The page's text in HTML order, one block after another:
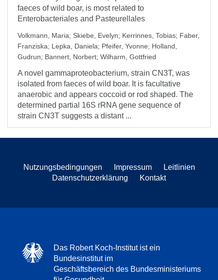
faeces of wild boar, is most related to
Enterobacteriales and Pasteurellales
Volkmann, Maria; Skiebe, Evelyn; Kerrinnes, Tobias; Faber,
Franziska; Lepka, Daniela; Pfeifer, Yvonne; Holland,
Gudrun; Bannert, Norbert; Wilharm, Gottfried
A novel gammaproteobacterium, strain CN3T, was
isolated from faeces of wild boar. It is facultative
anaerobic and appears coccoid or rod shaped. The
determined partial 16S rRNA gene sequence of
strain CN3T suggests a distant ...
Nutzungsbedingungen Impressum
Leitlinien
Datenschutzerklärung
Kontakt
Das Robert Koch-Institut ist ein
Bundesinstitut im
Geschäftsbereich des Bundesministeriums